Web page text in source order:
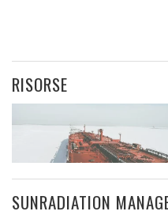
RISORSE
SUNRADIATION